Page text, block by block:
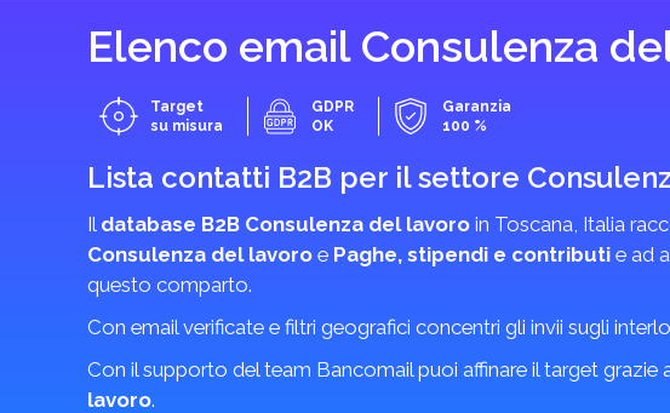
Elenco email Consulenza
Target
su misura
GDPR
OK
Garanzia
100 %
Lista contatti B2B per il settore
Il database B2B Consulenza del lavoro in Toscana, Italia
Consulenza del lavoro e Paghe, stipendi e contributi e ad
questo comparto.
Con email verificate e filtri geografici concentri gli invii sugli
Con il supporto del team Bancomail puoi affinare il target grazie
lavoro.